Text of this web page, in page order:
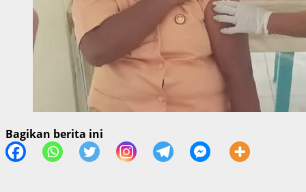
Bagikan berita ini